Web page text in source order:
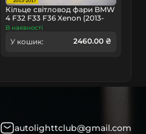
Кільце світловод фари BMW
4 F32 F33 F36 Xenon (2013-
2017) дорест великий
правий
В наявності
У кошик: 2460.00 ₴
autolighttclub@gmail.com